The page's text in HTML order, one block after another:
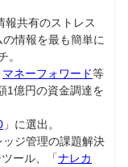
報共有のストレス
情報を最も簡単に
。
マネーフォワード等
1億円の資金調達を
」に選出。
ジ管理の課題解決
ール、「ナレカ